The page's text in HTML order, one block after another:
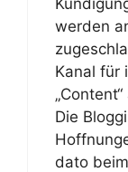
werden
Kanal für
Die
dato